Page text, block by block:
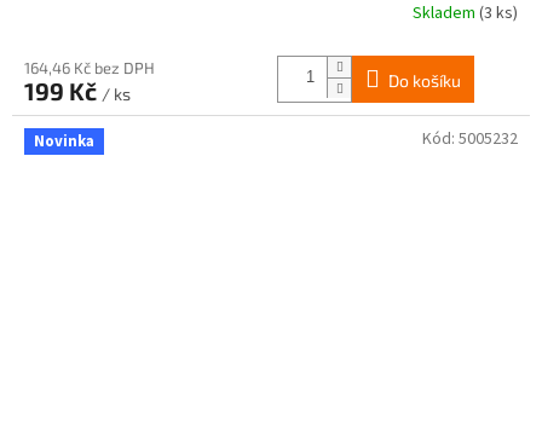
Skladem (3 ks)
164,46 Kč bez DPH
199 Kč / ks
Do košíku
Novinka Kód: 5005232